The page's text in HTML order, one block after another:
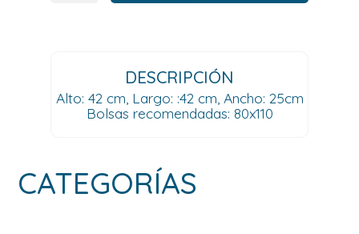
DESCRIPCIÓN
Alto: 42 cm, Largo: :42 cm, Ancho: 25cm
Bolsas recomendadas: 80x110
CATEGORÍAS